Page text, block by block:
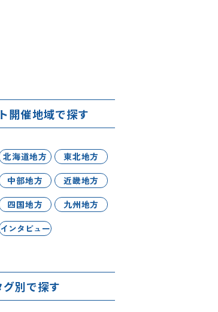
開催地域で探す
北海道地方
東北地方
中部地方
近畿地方
四国地方
九州地方
インタビュー
グ別で探す